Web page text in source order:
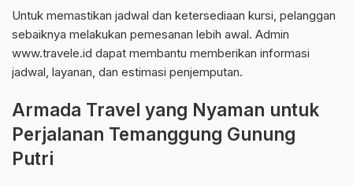
Untuk memastikan jadwal dan ketersediaan kursi, pelanggan
sebaiknya melakukan pemesanan lebih awal. Admin
www.travele.id dapat membantu memberikan informasi
jadwal, layanan, dan estimasi penjemputan.
Armada Travel yang Nyaman untuk
Perjalanan Temanggung Gunung
Putri